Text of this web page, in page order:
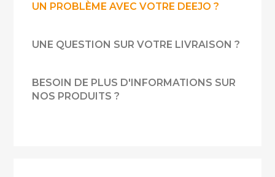
UN PROBLÈME AVEC VOTRE DEEJO ?
UNE QUESTION SUR VOTRE LIVRAISON ?
BESOIN DE PLUS D'INFORMATIONS SUR
NOS PRODUITS ?